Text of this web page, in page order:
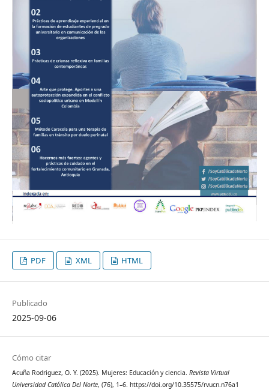
PDF XML HTML
Publicado
2025-09-06
Cómo citar
Acuña Rodriguez, O. Y. (2025). Mujeres: Educación y ciencia. Revista Virtual
Universidad Católica Del Norte, (76), 1–6. https://doi.org/10.35575/rvucn.n76a1